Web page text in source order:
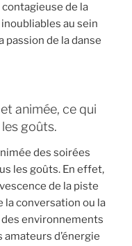
de la
au sein
passion de la danse
animée, ce qui
goûts.
des soirées
les goûts. En effet,
de la piste
conversation ou la
environnements
d’énergie